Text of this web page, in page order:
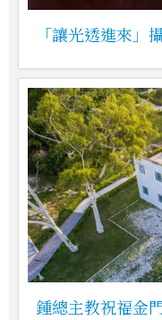
「讓光透進來」
鍾總主教祝福金